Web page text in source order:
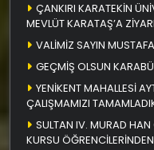
ÇANKIRI KARATEKİN
MEVLÜT KARATAŞ’A
VALİMİZ SAYIN
GEÇMİŞ OLSUN
YENİKENT MAHALLESİ
ÇALIŞMAMIZI
SULTAN IV. MURAD HAN
KURSU